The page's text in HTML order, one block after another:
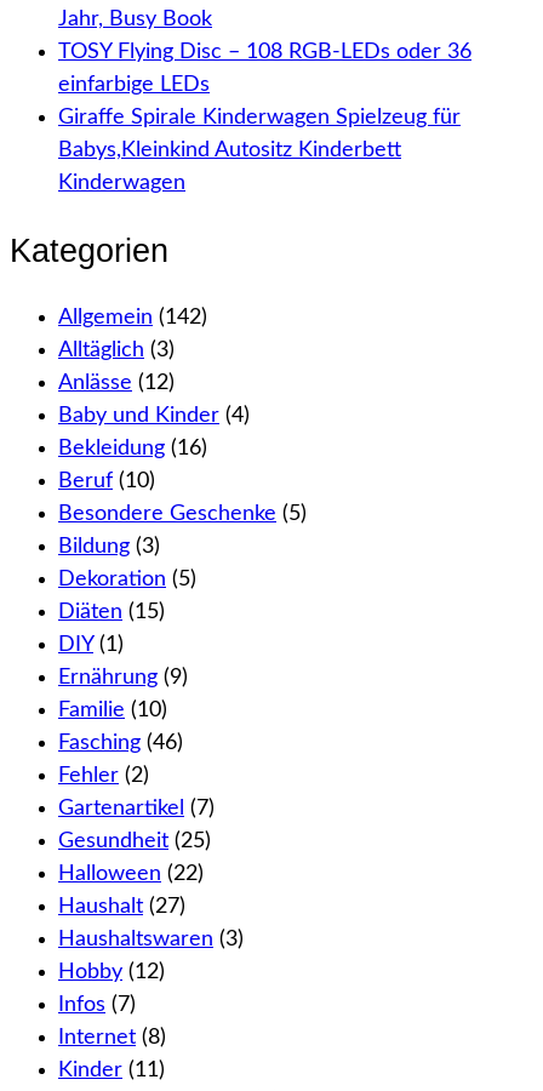
Jahr, Busy Book
TOSY Flying Disc – 108 RGB-LEDs oder 36
einfarbige LEDs
Giraffe Spirale Kinderwagen Spielzeug für
Babys,Kleinkind Autositz Kinderbett
Kinderwagen
Kategorien
Allgemein (142)
Alltäglich (3)
Anlässe (12)
Baby und Kinder (4)
Bekleidung (16)
Beruf (10)
Besondere Geschenke (5)
Bildung (3)
Dekoration (5)
Diäten (15)
DIY (1)
Ernährung (9)
Familie (10)
Fasching (46)
Fehler (2)
Gartenartikel (7)
Gesundheit (25)
Halloween (22)
Haushalt (27)
Haushaltswaren (3)
Hobby (12)
Infos (7)
Internet (8)
Kinder (11)